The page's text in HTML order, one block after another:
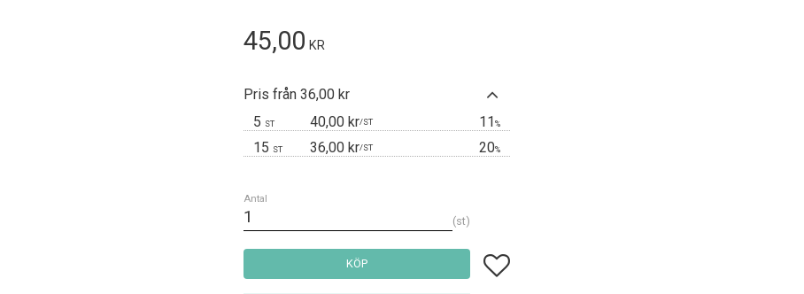
45,00 KR
Pris från 36,00 kr
5 ST 40,00 kr/ST 11%
15 ST 36,00 kr/ST 20%
Antal
st
KÖP Lägg till i favoriter